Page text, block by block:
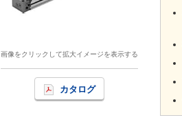
画像をクリックして拡大イメージを表示する
カタログ